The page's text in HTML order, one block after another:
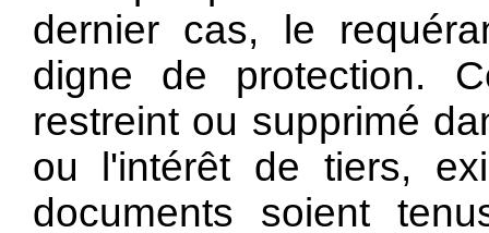
dernier cas, le
digne de protection.
restreint ou supprimé
ou l'intérêt de tiers,
documents soient